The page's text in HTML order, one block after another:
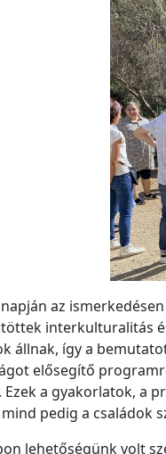
az
interkulturalitás
állnak, így a
elősegítő
a gyakorlatok, a
pedig a családok
lehetőségünk volt